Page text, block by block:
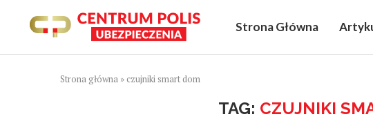
Strona Główna
Strona główna » czujniki smart dom
TAG: CZUJNIKI